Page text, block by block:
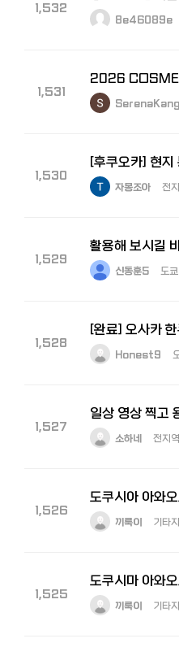
1,532
8e46089e
1,531
SerenaKang
1,530
[후쿠오카] 현지
자몽조아 전
1,529
활용해 보시길
신동훈5 도
1,528
Honest9
1,527
일상 영상 찍고
소하네 전지역
1,526
끼룩이 기타
1,525
끼룩이 기타